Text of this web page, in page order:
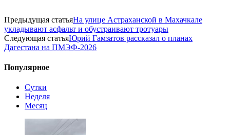
Предыдущая статьяНа улице Астраханской в Махачкале
укладывают асфальт и обустраивают тротуары
Следующая статьяЮрий Гамзатов рассказал о планах
Дагестана на ПМЭФ-2026
Популярное
Сутки
Неделя
Месяц